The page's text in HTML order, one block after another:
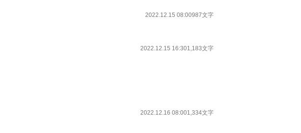
2022.12.15 08:00987文字
2022.12.15 16:301,183文字
2022.12.16 08:001,334文字